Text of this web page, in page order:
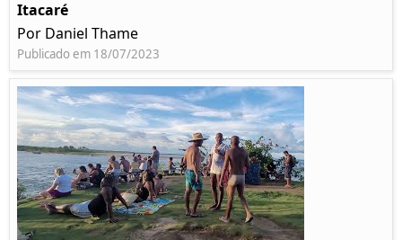
Itacaré
Por Daniel Thame
Publicado em 18/07/2023